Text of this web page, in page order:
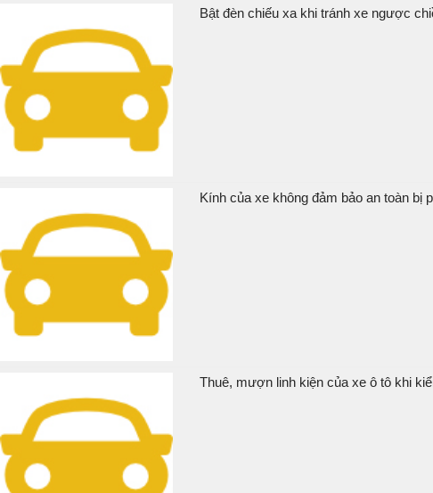
Bật đèn chiếu xa khi tránh xe ngược
Kính của xe không đảm bảo an toàn bị
Thuê, mượn linh kiện của xe ô tô khi